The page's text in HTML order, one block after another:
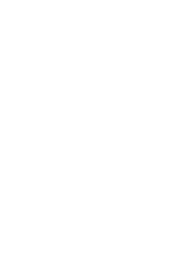
El Teatro
de lujo para la